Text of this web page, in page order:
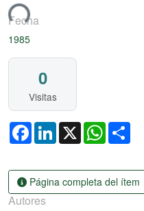
Fecha
1985
0
Visitas
FacebookLinkedIn
X WhatsApp
Página completa del ítem
Autores